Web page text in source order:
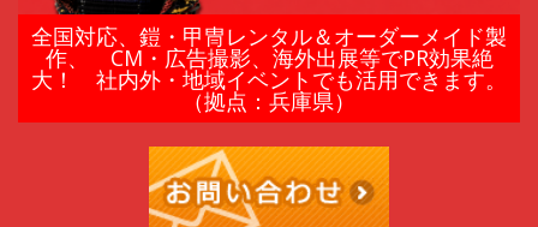
鎧
甲
全国対応、鎧・甲冑レンタル＆オーダーメイド製
作、 CM・広告撮影、海外出展等でPR効果絶
大！ 社内外・地域イベントでも活用できます。
（拠点：兵庫県）